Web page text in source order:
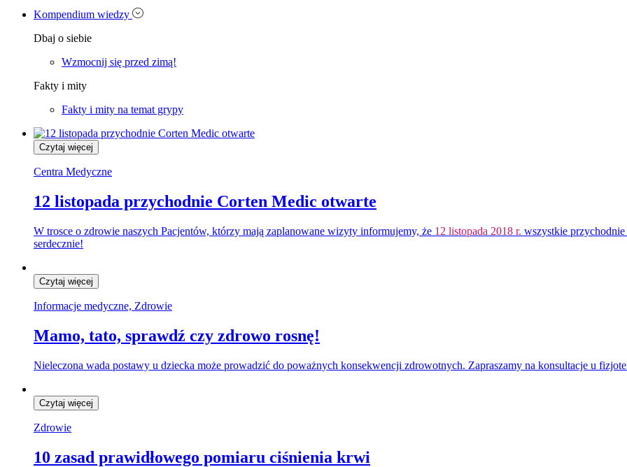
Kompendium wiedzy
Dbaj o siebie
Wzmocnij się przed zimą!
Fakty i mity
Fakty i mity na temat grypy
Czytaj więcej
Centra Medyczne
12 listopada przychodnie Corten Medic otwarte
W trosce o zdrowie naszych Pacjentów, którzy mają zaplanowane wizyty informujemy, że 12 listopada 2018 r. wszystkie
serdecznie!
Czytaj więcej
Informacje medyczne, Zdrowie
Mamo, tato, sprawdź czy zdrowo rosnę!
Nieleczona wada postawy u dziecka może prowadzić do poważnych konsekwencji zdrowotnych. Zapraszamy na konsultacje u
Czytaj więcej
Zdrowie
10 zasad prawidłowego pomiaru ciśnienia krwi